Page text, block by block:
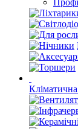
Кліматична